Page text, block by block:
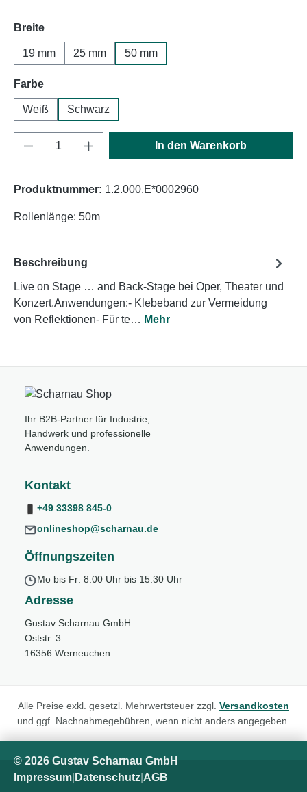
Breiteauswählen
19 mm 25 mm 50 mm
Farbeauswählen
Weiß Schwarz
Produkt Anzahl: Gib den gewünschten
In den Warenkorb
Produktnummer: 1.2.000.E*0002960
Rollenlänge: 50m
Beschreibung
Live on Stage … and Back-Stage bei Oper, Theater und
Konzert.Anwendungen:- Klebeband zur Vermeidung
von Reflektionen- Für te… Mehr
Ihr B2B-Partner für Industrie,
Handwerk und professionelle
Anwendungen.
Kontakt
+49 33398 845-0
onlineshop@scharnau.de
Öffnungszeiten
Mo bis Fr: 8.00 Uhr bis 15.30 Uhr
Adresse
Gustav Scharnau GmbH
Oststr. 3
16356 Werneuchen
Alle Preise exkl. gesetzl. Mehrwertsteuer zzgl. Versandkosten
und ggf. Nachnahmegebühren, wenn nicht anders angegeben.
© 2026 Gustav Scharnau GmbH
Impressum Datenschutz AGB